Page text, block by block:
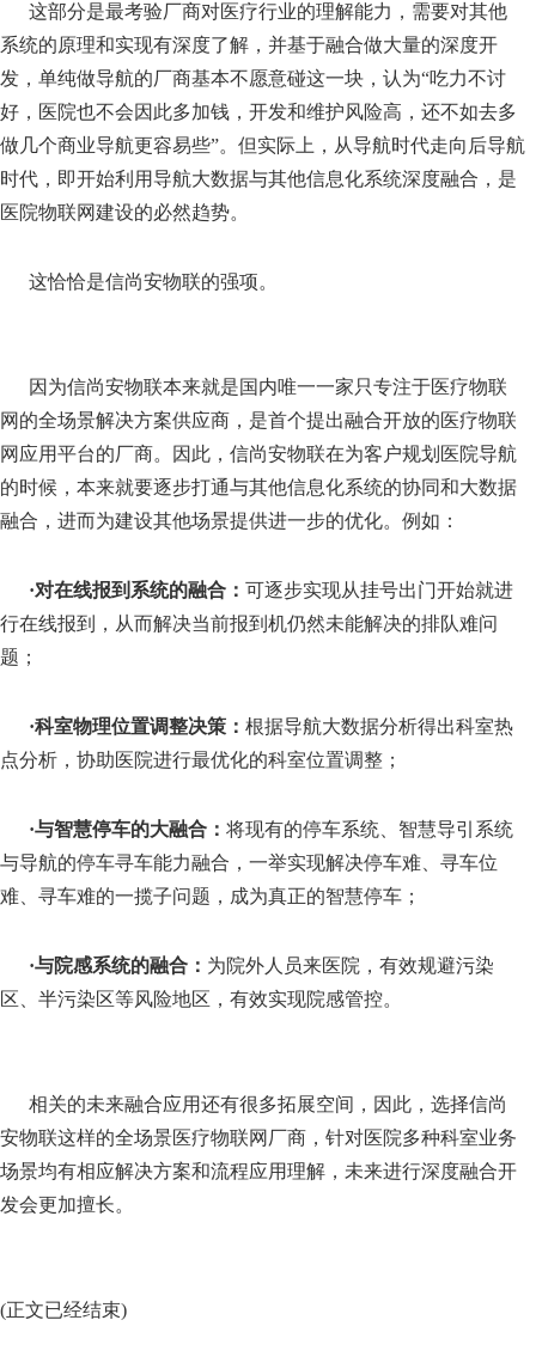
这部分是最考验厂商对医疗行业的理解能力，需要对其他
系统的原理和实现有深度了解，并基于融合做大量的深度开
发，单纯做导航的厂商基本不愿意碰这一块，认为“吃力不讨
好，医院也不会因此多加钱，开发和维护风险高，还不如去多
做几个商业导航更容易些”。但实际上，从导航时代走向后导航
时代，即开始利用导航大数据与其他信息化系统深度融合，是
医院物联网建设的必然趋势。
这恰恰是信尚安物联的强项。
因为信尚安物联本来就是国内唯一一家只专注于医疗物联
网的全场景解决方案供应商，是首个提出融合开放的医疗物联
网应用平台的厂商。因此，信尚安物联在为客户规划医院导航
的时候，本来就要逐步打通与其他信息化系统的协同和大数据
融合，进而为建设其他场景提供进一步的优化。例如：
·对在线报到系统的融合： 可逐步实现从挂号出门开始就进
行在线报到，从而解决当前报到机仍然未能解决的排队难问
题；
·科室物理位置调整决策： 根据导航大数据分析得出科室热
点分析，协助医院进行最优化的科室位置调整；
·与智慧停车的大融合： 将现有的停车系统、智慧导引系统
与导航的停车寻车能力融合，一举实现解决停车难、寻车位
难、寻车难的一揽子问题，成为真正的智慧停车；
·与院感系统的融合： 为院外人员来医院，有效规避污染
区、半污染区等风险地区，有效实现院感管控。
相关的未来融合应用还有很多拓展空间，因此，选择信尚
安物联这样的全场景医疗物联网厂商，针对医院多种科室业务
场景均有相应解决方案和流程应用理解，未来进行深度融合开
发会更加擅长。
(正文已经结束)